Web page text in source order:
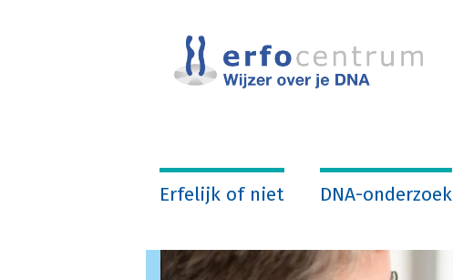
Erfelijk of niet DNA-onderzoek